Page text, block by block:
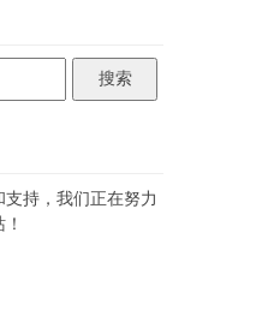
持，我们正在努力